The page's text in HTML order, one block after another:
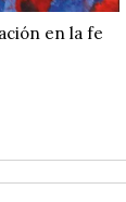
en la fe